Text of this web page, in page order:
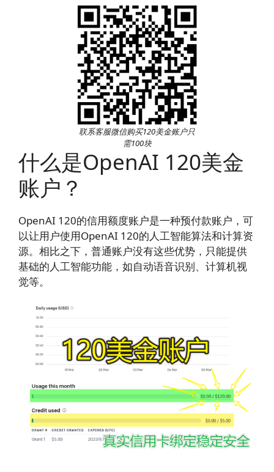
联系客服微信购买120美金账户只
需100块
什么是OpenAI 120美金
账户？
OpenAI 120的信用额度账户是一种预付款账户，可
以让用户使用OpenAI 120的人工智能算法和计算资
源。相比之下，普通账户没有这些优势，只能提供
基础的人工智能功能，如自动语音识别、计算机视
觉等。